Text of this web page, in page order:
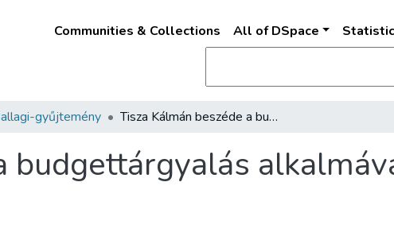
Communities & Collections All of DSpace
gyűjtemény Tisza Kálmán beszéde a budgettárgyalás alkalmával 1873. január 29-én
budgettárgyalás